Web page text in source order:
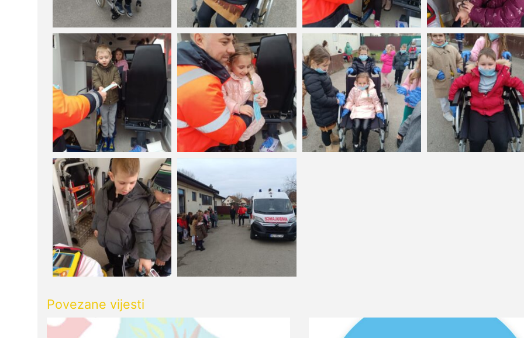
Upravno vijeće
Pravo na pristup informacijama
Zaštita osobnih podataka
Povezane vijesti